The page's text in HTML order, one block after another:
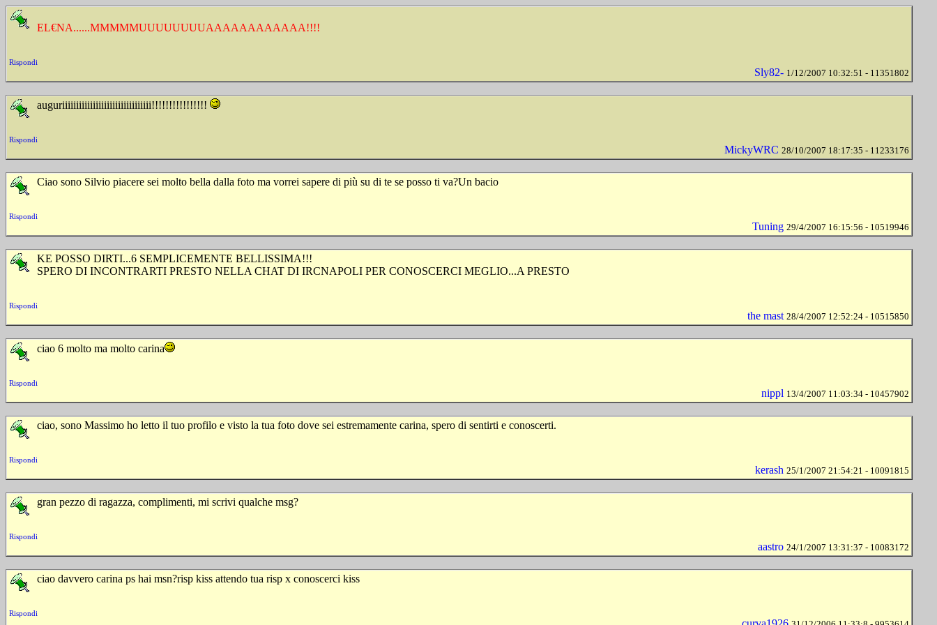
EL€NA......MMMMMUUUUUUUUAAAAAAAAAAAA!!!!
Rispondi
Sly82- 1/12/2007 10:32:51 - 11351802
auguriiiiiiiiiiiiiiiiiiiiiiiiiiiiiiii!!!!!!!!!!!!!!!!
Rispondi
MickyWRC 28/10/2007 18:17:35 - 11233176
Ciao sono Silvio piacere sei molto bella dalla foto ma vorrei sapere di più su di te se posso ti va?Un bacio
Rispondi
Tuning 29/4/2007 16:15:56 - 10519946
KE POSSO DIRTI...6 SEMPLICEMENTE BELLISSIMA!!!
SPERO DI INCONTRARTI PRESTO NELLA CHAT DI IRCNAPOLI PER CONOSCERCI MEGLIO...A PRESTO
Rispondi
the mast 28/4/2007 12:52:24 - 10515850
ciao 6 molto ma molto carina
Rispondi
nippl 13/4/2007 11:03:34 - 10457902
ciao, sono Massimo ho letto il tuo profilo e visto la tua foto dove sei estremamente carina, spero di sentirti e conoscerti.
Rispondi
kerash 25/1/2007 21:54:21 - 10091815
gran pezzo di ragazza, complimenti, mi scrivi qualche msg?
Rispondi
aastro 24/1/2007 13:31:37 - 10083172
ciao davvero carina ps hai msn?risp kiss attendo tua risp x conoscerci kiss
Rispondi